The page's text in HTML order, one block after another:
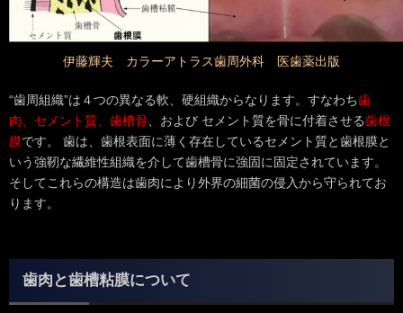
伊藤輝夫 カラーアトラス歯周外科 医歯薬出版
“歯周組織”は４つの異なる軟、硬組織からなります。すなわち歯
肉、セメント質、歯槽骨、および セメント質を骨に付着させる歯根
膜です。 歯は、歯根表面に薄く存在しているセメント質と歯根膜と
いう強靭な繊維性組織を介して歯槽骨に強固に固定されています。
そしてこれらの構造は歯肉により外界の細菌の侵入から守られてお
ります。
歯肉と歯槽粘膜について